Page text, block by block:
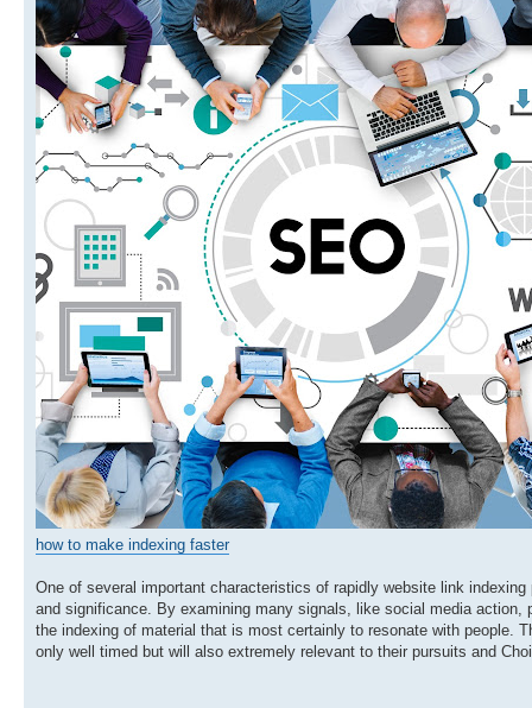
how to make indexing faster
One of several important characteristics of rapidly website link
and significance. By examining many signals, like social media
the indexing of material that is most certainly to resonate with people.
only well timed but will also extremely relevant to their pursuits and